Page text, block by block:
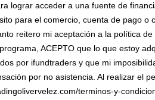
lograr acceder a una fuente de
para el comercio, cuenta de pago o
reitero mi aceptación a la política de
ACEPTO que lo que estoy
por ifundtraders y que mi
por no asistencia. Al realizar el
terminos-y-